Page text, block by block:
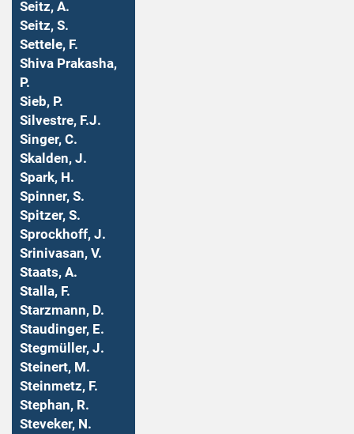
Seitz, A.
Seitz, S.
Settele, F.
Shiva Prakasha,
P.
Sieb, P.
Silvestre, F.J.
Singer, C.
Skalden, J.
Spark, H.
Spinner, S.
Spitzer, S.
Sprockhoff, J.
Srinivasan, V.
Staats, A.
Stalla, F.
Starzmann, D.
Staudinger, E.
Stegmüller, J.
Steinert, M.
Steinmetz, F.
Stephan, R.
Steveker, N.